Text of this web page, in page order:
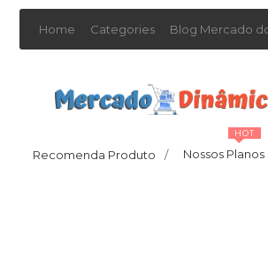
Home Categories Blog Mercado
Recomenda Produto / Nossos Planos
HOT